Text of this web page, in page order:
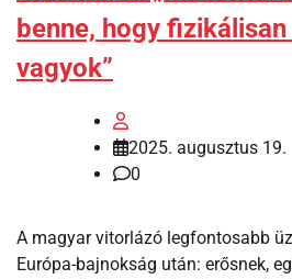
benne, hogy
vagyok”
2025. augusztus 19.
0
A magyar vitorlázó legfontosabb
Európa-bajnokság után: erősnek,